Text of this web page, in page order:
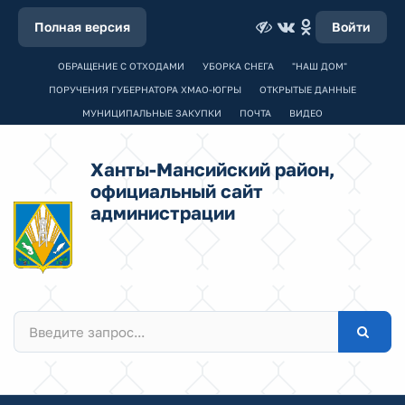
Полная версия Войти
ОБРАЩЕНИЕ С ОТХОДАМИ УБОРКА СНЕГА "НАШ ДОМ"
ПОРУЧЕНИЯ ГУБЕРНАТОРА ХМАО-ЮГРЫ ОТКРЫТЫЕ ДАННЫЕ
МУНИЦИПАЛЬНЫЕ ЗАКУПКИ ПОЧТА ВИДЕО
Ханты-Мансийский район,
официальный сайт
администрации